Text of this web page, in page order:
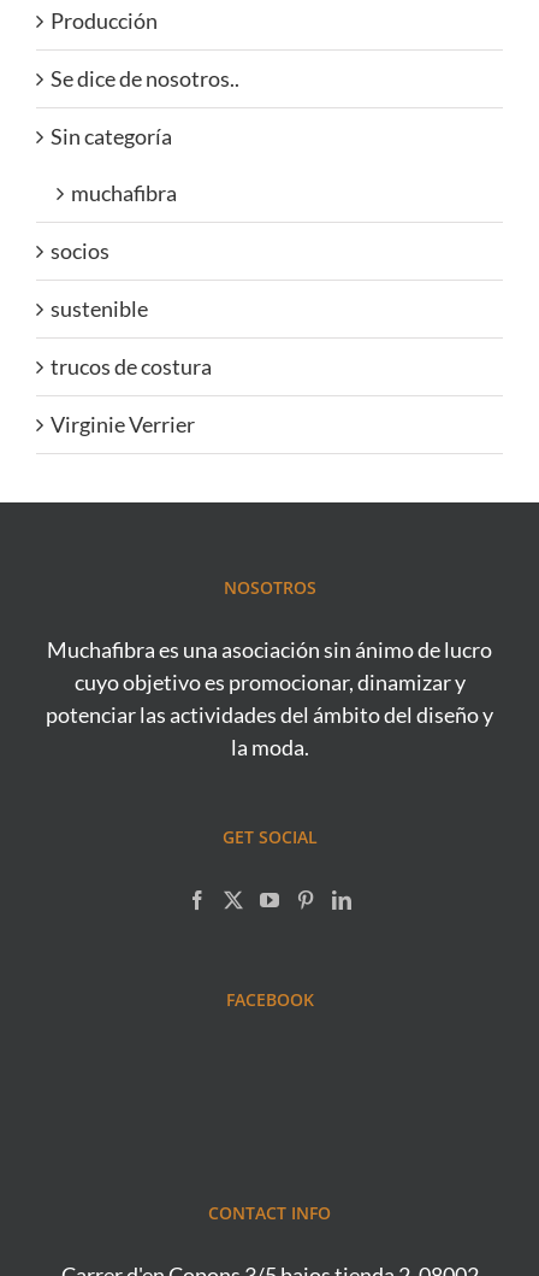
Producción
Se dice de nosotros..
Sin categoría
muchafibra
socios
sustenible
trucos de costura
Virginie Verrier
NOSOTROS
Muchafibra es una asociación sin ánimo de lucro
cuyo objetivo es promocionar, dinamizar y
potenciar las actividades del ámbito del diseño y
la moda.
GET SOCIAL
FACEBOOK
CONTACT INFO